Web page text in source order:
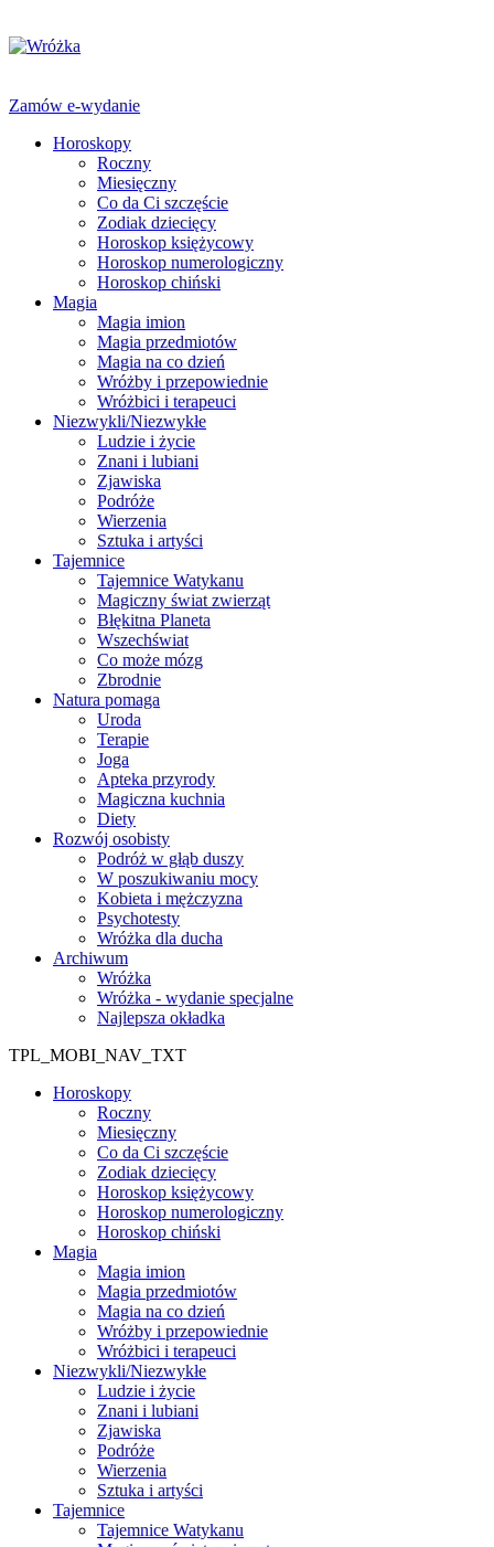
Zamów e-wydanie
Horoskopy
Roczny
Miesięczny
Co da Ci szczęście
Zodiak dziecięcy
Horoskop księżycowy
Horoskop numerologiczny
Horoskop chiński
Magia
Magia imion
Magia przedmiotów
Magia na co dzień
Wróżby i przepowiednie
Wróżbici i terapeuci
Niezwykli/Niezwykłe
Ludzie i życie
Znani i lubiani
Zjawiska
Podróże
Wierzenia
Sztuka i artyści
Tajemnice
Tajemnice Watykanu
Magiczny świat zwierząt
Błękitna Planeta
Wszechświat
Co może mózg
Zbrodnie
Natura pomaga
Uroda
Terapie
Joga
Apteka przyrody
Magiczna kuchnia
Diety
Rozwój osobisty
Podróż w głąb duszy
W poszukiwaniu mocy
Kobieta i mężczyzna
Psychotesty
Wróżka dla ducha
Archiwum
Wróżka
Wróżka - wydanie specjalne
Najlepsza okładka
TPL_MOBI_NAV_TXT
Horoskopy
Roczny
Miesięczny
Co da Ci szczęście
Zodiak dziecięcy
Horoskop księżycowy
Horoskop numerologiczny
Horoskop chiński
Magia
Magia imion
Magia przedmiotów
Magia na co dzień
Wróżby i przepowiednie
Wróżbici i terapeuci
Niezwykli/Niezwykłe
Ludzie i życie
Znani i lubiani
Zjawiska
Podróże
Wierzenia
Sztuka i artyści
Tajemnice
Tajemnice Watykanu